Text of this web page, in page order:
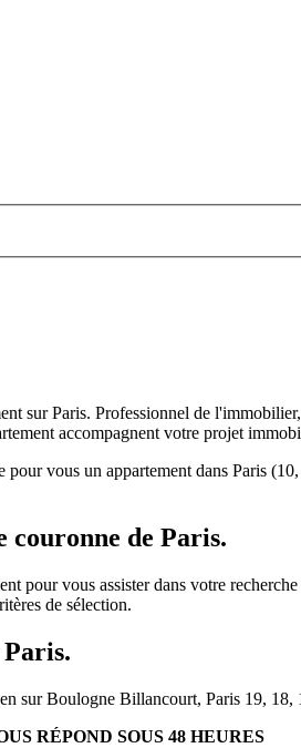
sur Paris. Professionnel de
accompagnent votre projet
vous un appartement dans Paris
couronne de Paris.
pour vous assister dans votre
de sélection.
sur Boulogne Billancourt, Paris 19,
RÉPOND SOUS 48 HEURES